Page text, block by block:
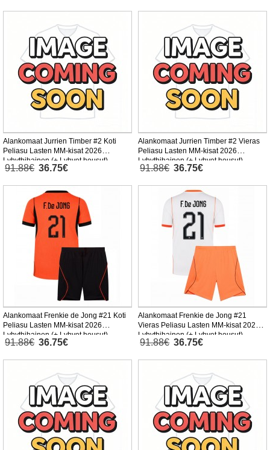
Alankomaat Jurrien Timber #2 Koti
Peliasu Lasten MM-kisat 2026
Lyhythihainen (+ Lyhyet housut)
91.88€ 36.75€
Alankomaat Jurrien Timber #2 Vieras
Peliasu Lasten MM-kisat 2026
Lyhythihainen (+ Lyhyet housut)
91.88€ 36.75€
Alankomaat Frenkie de Jong #21 Koti
Peliasu Lasten MM-kisat 2026
Lyhythihainen (+ Lyhyet housut)
91.88€ 36.75€
Alankomaat Frenkie de Jong #21
Vieras Peliasu Lasten MM-kisat 2026
Lyhythihainen (+ Lyhyet housut)
91.88€ 36.75€